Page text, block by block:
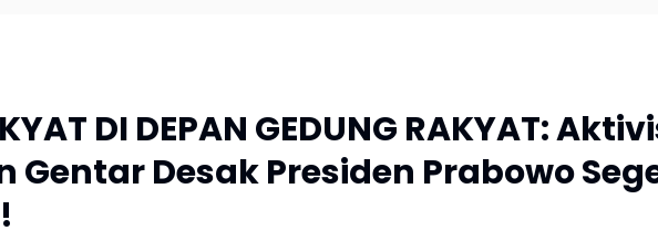
DI DEPAN GEDUNG RAKYAT:
Gentar Desak Presiden Prabowo